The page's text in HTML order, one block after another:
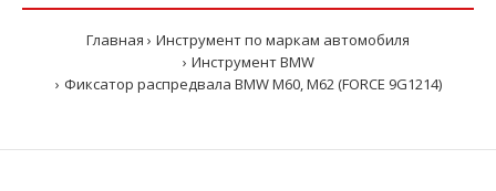
Главная
Инструмент по маркам автомобиля
Инструмент BMW
Фиксатор распредвала BMW М60, М62 (FORCE 9G1214)